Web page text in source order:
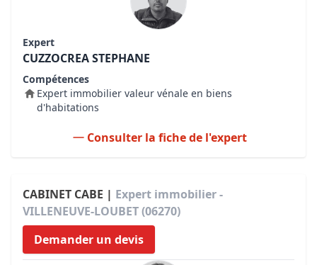
Expert
CUZZOCREA STEPHANE
Compétences
Expert immobilier valeur vénale en biens
d'habitations
Consulter la fiche de l'expert
CABINET CABE | Expert immobilier -
VILLENEUVE-LOUBET (06270)
Demander un devis